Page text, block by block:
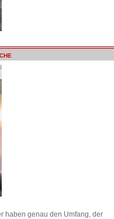
haben genau den Umfang, der